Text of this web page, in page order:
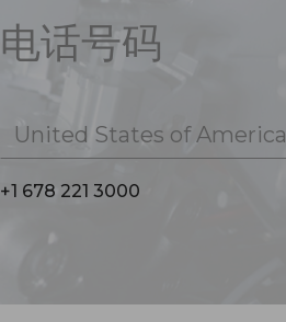
电话号码
United States of America
+1 678 221 3000